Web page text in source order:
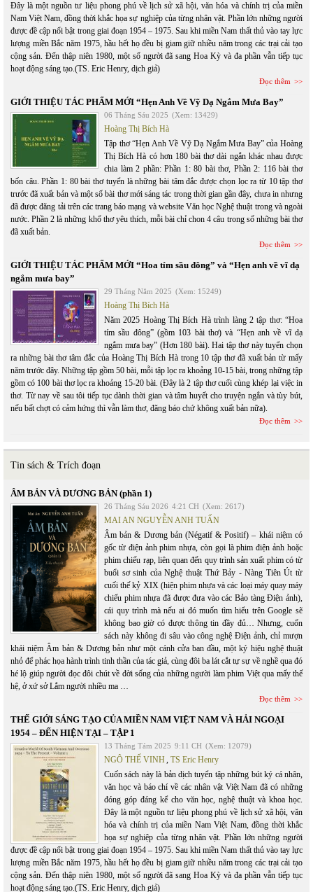
Đây là một nguồn tư liệu phong phú về lịch sử xã hội, văn hóa và chính trị của miền
Nam Việt Nam, đồng thời khắc họa sự nghiệp của từng nhân vật. Phần lớn những người
được đề cập nổi bật trong giai đoạn 1954 – 1975. Sau khi miền Nam thất thủ vào tay lực
lượng miền Bắc năm 1975, hầu hết họ đều bị giam giữ nhiều năm trong các trại cải tạo
cộng sản. Đến thập niên 1980, một số người đã sang Hoa Kỳ và đa phần vẫn tiếp tục
hoạt động sáng tạo.(TS. Eric Henry, dịch giả)
Đọc thêm
GIỚI THIỆU TÁC PHẨM MỚI “Hẹn Anh Về Vỹ Dạ Ngắm Mưa Bay”
06 Tháng Sáu 2025 (Xem: 13429)
Hoàng Thị Bích Hà
Tập thơ “Hẹn Anh Về Vỹ Dạ Ngắm Mưa Bay” của Hoàng
Thị Bích Hà có hơn 180 bài thơ dài ngắn khác nhau được
chia làm 2 phần: Phần 1: 80 bài thơ, Phần 2: 116 bài thơ
bốn câu. Phần 1: 80 bài thơ tuyển là những bài tâm đắc được chọn lọc ra từ 10 tập thơ
trước đã xuất bản và một số bài thơ mới sáng tác trong thời gian gần đây, chưa in nhưng
đã được đăng tải trên các trang báo mạng và website Văn học Nghệ thuật trong và ngoài
nước. Phần 2 là những khổ thơ yêu thích, mỗi bài chỉ chon 4 câu trong số những bài thơ
đã xuất bản.
Đọc thêm
GIỚI THIỆU TÁC PHẨM MỚI “Hoa tím sầu đông” và “Hẹn anh về vĩ dạ
ngắm mưa bay”
29 Tháng Năm 2025 (Xem: 15249)
Hoàng Thị Bích Hà
Năm 2025 Hoàng Thị Bích Hà trình làng 2 tập thơ: “Hoa
tím sầu đông” (gồm 103 bài thơ) và “Hẹn anh về vĩ dạ
ngắm mưa bay” (Hơn 180 bài). Hai tập thơ này tuyển chọn
ra những bài thơ tâm đắc của Hoàng Thị Bích Hà trong 10 tập thơ đã xuất bản từ mấy
năm trước đây. Những tập gồm 50 bài, mỗi tập lọc ra khoảng 10-15 bài, trong những tập
gồm có 100 bài thơ lọc ra khoảng 15-20 bài. (Đây là 2 tập thơ cuối cùng khép lại việc in
thơ. Từ nay về sau tôi tiếp tục dành thời gian và tâm huyết cho truyện ngắn và tùy bút,
nếu bất chợt có cảm hứng thì vẫn làm thơ, đăng báo chứ không xuất bản nữa).
Đọc thêm
Tin sách & Trích đoạn
ÂM BẢN VÀ DƯƠNG BẢN (phần 1)
26 Tháng Sáu 2026 4:21 CH (Xem: 2617)
MAI AN NGUYỄN ANH TUẤN
Âm bản & Dương bản (Négatif & Positif) – khái niệm có
gốc từ điện ảnh phim nhựa, còn gọi là phim điện ảnh hoặc
phim chiếu rạp, liên quan đến quy trình sản xuất phim có từ
buổi sơ sinh của Nghệ thuật Thứ Bảy - Nàng Tiên Út từ
cuối thế kỷ XIX (hiện phim nhựa và các loại máy quay máy
chiếu phim nhựa đã được đưa vào các Bảo tàng Điện ảnh),
cái quy trình mà nếu ai đó muốn tìm hiểu trên Google sẽ
không bao giờ có được thông tin đầy đủ… Nhưng, cuốn
sách này không đi sâu vào công nghệ Điện ảnh, chỉ mượn
khái niệm Âm bản & Dương bản như một cánh cửa ban đầu, một ký hiệu nghệ thuật
nhỏ để phác họa hành trình tinh thần của tác giả, cùng đôi ba lát cắt tự sự về nghề qua đó
hé lộ giúp người đọc đôi chút về đời sống của những người làm phim Việt qua mấy thế
hệ, ở xứ sở Lắm người nhiều ma …
Đọc thêm
THẾ GIỚI SÁNG TẠO CỦA MIỀN NAM VIỆT NAM VÀ HẢI NGOẠI
1954 – ĐẾN HIỆN TẠI – TẬP 1
13 Tháng Tám 2025 9:11 CH (Xem: 12079)
NGÔ THẾ VINH, TS Eric Henry
Cuốn sách này là bản dịch tuyển tập những bút ký cá nhân,
văn học và báo chí về các nhân vật Việt Nam đã có những
đóng góp đáng kể cho văn học, nghệ thuật và khoa học.
Đây là một nguồn tư liệu phong phú về lịch sử xã hội, văn
hóa và chính trị của miền Nam Việt Nam, đồng thời khắc
họa sự nghiệp của từng nhân vật. Phần lớn những người
được đề cập nổi bật trong giai đoạn 1954 – 1975. Sau khi miền Nam thất thủ vào tay lực
lượng miền Bắc năm 1975, hầu hết họ đều bị giam giữ nhiều năm trong các trại cải tạo
cộng sản. Đến thập niên 1980, một số người đã sang Hoa Kỳ và đa phần vẫn tiếp tục
hoạt động sáng tạo.(TS. Eric Henry, dịch giả)